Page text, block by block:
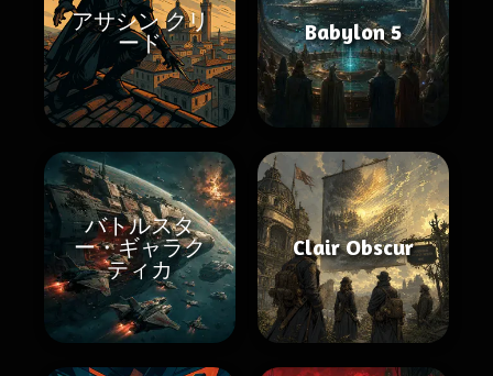
アサシン クリ
ード
Babylon 5
バトルスタ
ー・ギャラク
ティカ
Clair Obscur